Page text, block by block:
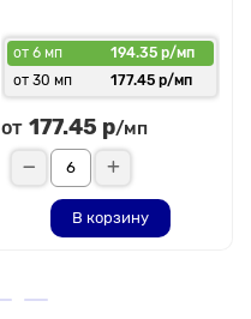
от 6 мп
194.35 р/мп
от 30 мп
177.45 р/мп
от 177.45 р/мп
В корзину